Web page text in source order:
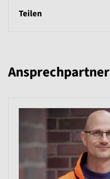
Teilen
Ansprechpartner